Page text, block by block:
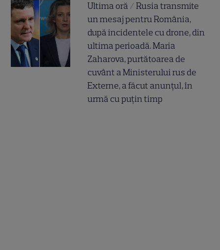
Ultima oră / Rusia transmite
un mesaj pentru România,
după incidentele cu drone, din
ultima perioadă. Maria
Zaharova, purtătoarea de
cuvânt a Ministerului rus de
Externe, a făcut anunțul, în
urmă cu puțin timp